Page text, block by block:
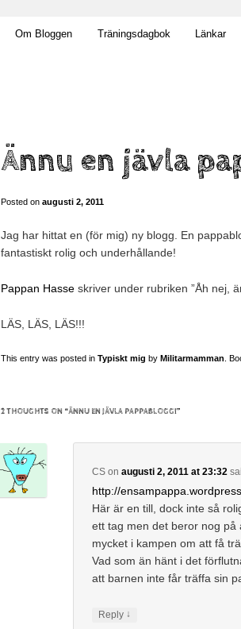
Om Bloggen Träningsdagbok Länkar
Ännu en jävla
Posted on augusti 2, 2011
Jag har hittat en (för mig) ny blogg. En
fantastiskt rolig och underhållande!
Pappan Hasse skriver under rubriken ”Åh nej,
LÄS, LÄS, LÄS!!!
This entry was posted in Typiskt mig by Militarmamman .
2 THOUGHTS ON “ÄNNU EN JÄVLA PAPPABLOGG!”
CSon augusti 2, 2011 at 23:32
http://
Här är en till, dock inte så
ett tag men det beror nog på
mycket i kampen om att få
Vad som än hänt i det
att barnen inte får träffa sin
Reply ↓